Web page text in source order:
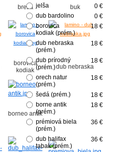
breza buk
borovica
kodiak
dub nebraska
borneo antik
jelša
0 €
dub bardolino
0 €
borovica
kodiak (prém.)
18 €
dub nebraska
(prém.)
18 €
dub prírodný
(prém.)
18 €
orech natur
(prém.)
18 €
šedá (prém.)
18 €
borne antik
(prém.)
18 €
prémiová biela
(prém.)
36 €
dub halifax
tabak (prém.)
36 €